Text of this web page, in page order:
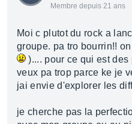
Membre depuis 21 ans
Moi c plutot du rock a
groupe. pa tro bourrin!!
).... pour ce qui est
veux pa trop parce ke je
jai envie d'explorer les
je cherche pas la